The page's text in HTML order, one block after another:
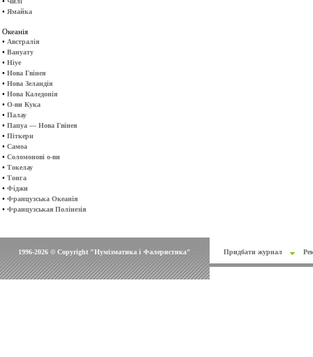
• Ямайка
Океанія
• Австралія
• Вануату
• Ніуе
• Нова Гвінея
• Нова Зеландія
• Нова Каледонія
• О-ви Кука
• Палау
• Папуа — Нова Гвінея
• Піткерн
• Самоа
• Соломонові о-ви
• Токелау
• Тонга
• Фіджи
• Французська Океанія
• Французськая Полінезія
1996-2026 © Copyright "Нумізматика і Фалеристика" Придбати журнал